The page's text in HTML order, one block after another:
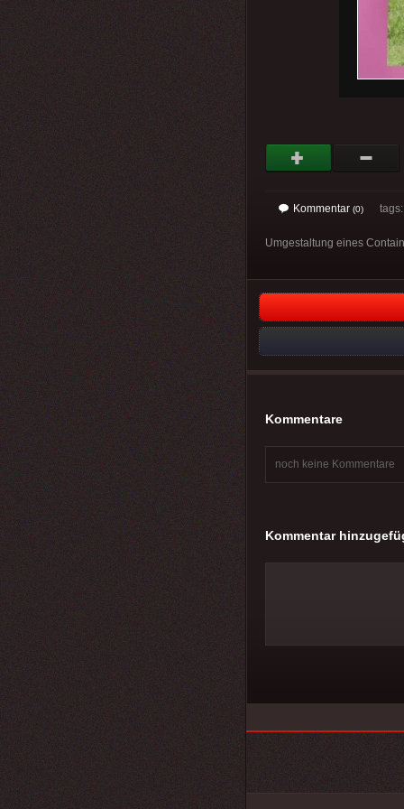
Kommentar (0)
Umgestaltung eines
Kommentare
noch keine Kommentare
Kommentar